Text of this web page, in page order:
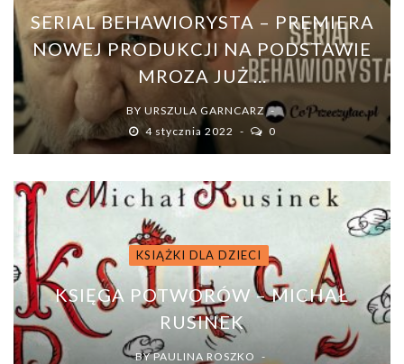
SERIAL BEHAWIORYSTA – PREMIERA
NOWEJ PRODUKCJI NA PODSTAWIE
MROZA JUŻ ...
BY URSZULA GARNCARZ
4 stycznia 2022
0
KSIĄŻKI DLA DZIECI
KSIĘGA POTWORÓW – MICHAŁ
RUSINEK
BYPAULINA ROSZKO